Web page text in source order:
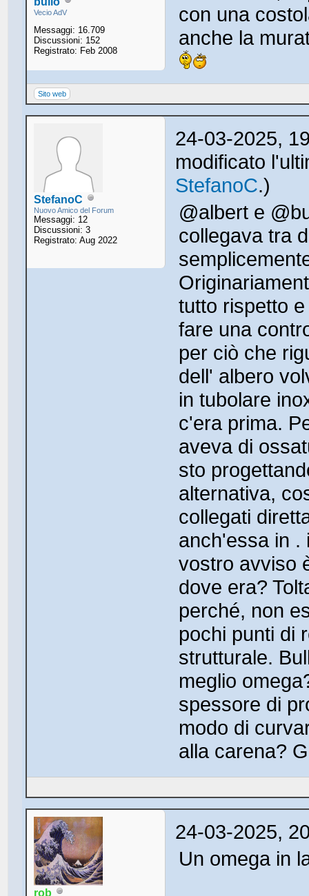
Vecio AdV
Messaggi: 16.709
Discussioni: 152
Registrato: Feb 2008
con una
anche la
Sito web
StefanoC
Nuovo Amico del Forum
Messaggi: 12
Discussioni: 3
Registrato: Aug 2022
24-03-2025,
modificato
StefanoC.)
@albert e
collegava tra
tutto rispetto
fare una
per ciò che
dell' albero
in tubolare
c'era prima.
aveva di
sto
alternativa,
collegati
anch'essa in .
vostro avviso
dove era?
perché, non
pochi punti di
strutturale.
meglio
spessore di
modo di
alla carena?
rob
24-03-2025,
Un omega in